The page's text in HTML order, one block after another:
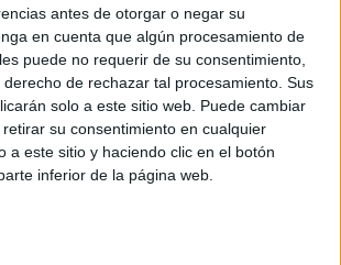
antes de otorgar o negar su
en cuenta que algún procesamiento de
puede no requerir de su consentimiento,
de rechazar tal procesamiento. Sus
solo a este sitio web. Puede cambiar
su consentimiento en cualquier
a este sitio y haciendo clic en el botón
inferior de la página web.
un formalismo abstracto. Cada
tema distinto. Por los títulos los
muy peculiares. Algunos de
tienen un tono y un toque irónico y
crítico.
ha pasado desde que comenzó a